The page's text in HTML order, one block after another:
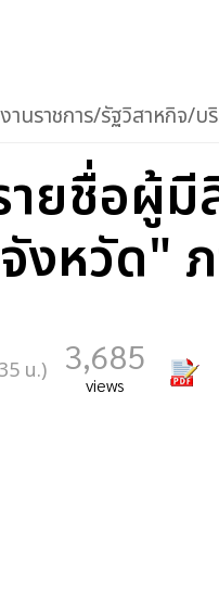
งานราชการ/รัฐวิสาหกิจ/บ
ยชื่อผู้
งหวัด"
น.) 3,685
views